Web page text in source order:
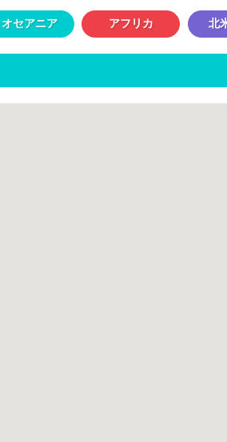
オセアニア アフリカ 北